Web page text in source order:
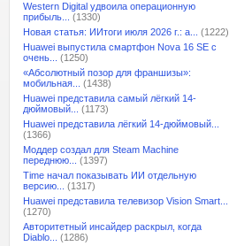
Western Digital удвоила операционную
прибыль...
(1330)
Новая статья: ИИтоги июля 2026 г.: а...
(1222)
Huawei выпустила смартфон Nova 16 SE с
очень...
(1250)
«Абсолютный позор для франшизы»:
мобильная...
(1438)
Huawei представила самый лёгкий 14-
дюймовый...
(1173)
Huawei представила лёгкий 14-дюймовый...
(1366)
Моддер создал для Steam Machine
переднюю...
(1397)
Time начал показывать ИИ отдельную
версию...
(1317)
Huawei представила телевизор Vision Smart...
(1270)
Авторитетный инсайдер раскрыл, когда
Diablo...
(1286)